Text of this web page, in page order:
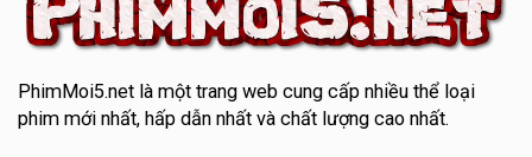
PhimMoi5.netlà một trang web cung cấp nhiều thể loại
phim mới nhất, hấp dẫn nhất và chất lượng cao nhất.